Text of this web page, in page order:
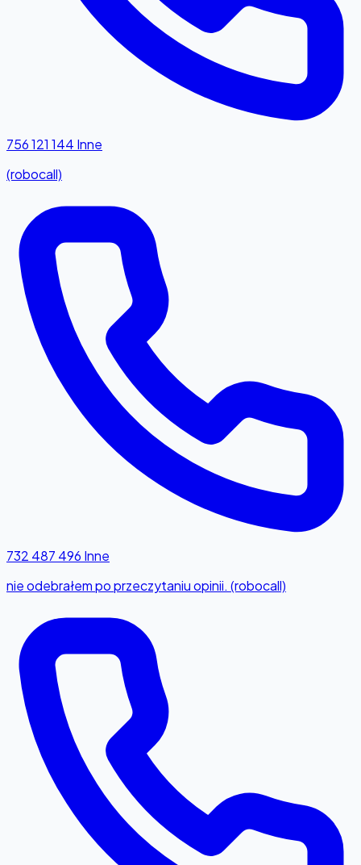
756 121 144 Inne
(robocall)
732 487 496 Inne
nie odebrałem po przeczytaniu opinii. (robocall)